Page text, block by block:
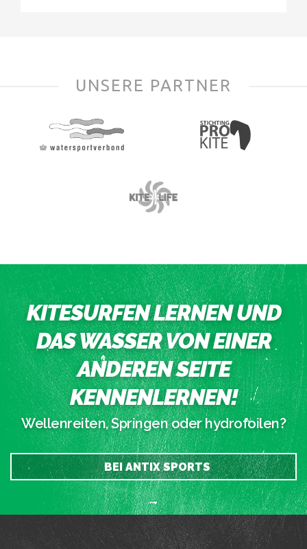
UNSERE PARTNER
KITESURFEN LERNEN UND
DAS WASSER VON EINER
ANDEREN SEITE
KENNENLERNEN!
Wellenreiten, Springen oder hydrofoilen?
BEI ANTIX SPORTS